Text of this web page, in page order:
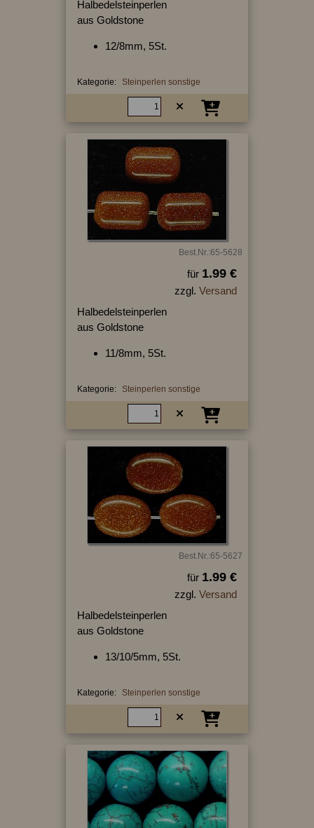
Halbedelsteinperlen
aus Goldstone
12/8mm, 5St.
Kategorie: Steinperlen sonstige
Best.Nr.:65-5628
für 1.99 €
zzgl. Versand
Halbedelsteinperlen
aus Goldstone
11/8mm, 5St.
Kategorie: Steinperlen sonstige
Best.Nr.:65-5627
für 1.99 €
zzgl. Versand
Halbedelsteinperlen
aus Goldstone
13/10/5mm, 5St.
Kategorie: Steinperlen sonstige